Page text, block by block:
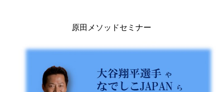
原田メソッドセミナー